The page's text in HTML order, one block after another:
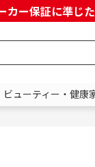
ー保証に準じ
ビューティー・健康